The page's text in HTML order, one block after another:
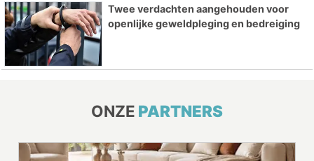
Twee verdachten aangehouden voor
openlijke geweldpleging en bedreiging
ONZE PARTNERS